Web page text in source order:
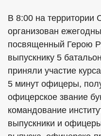
В 8:00 на
организован
посвященный Герою
выпускнику 5
приняли участие
5 минут офицеры,
офицерское звание
командование
выпускники и